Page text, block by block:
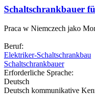
Schaltschrankbauer
Praca w Niemczech jako
Beruf:
Elektriker-Schaltschrankbau
Schaltschrankbauer
Erforderliche Sprache:
Deutsch
Deutsch kommunikative